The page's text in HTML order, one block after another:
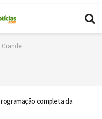
Grande
completa da